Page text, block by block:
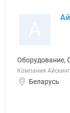
Оборудование,
Компания
Беларусь